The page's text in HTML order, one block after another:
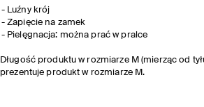
Luźny krój
Zapięcie na zamek
Pielęgnacja: można prać w pralce
Długość produktu w rozmiarze M (mierząc od
prezentuje produkt w rozmiarze M.